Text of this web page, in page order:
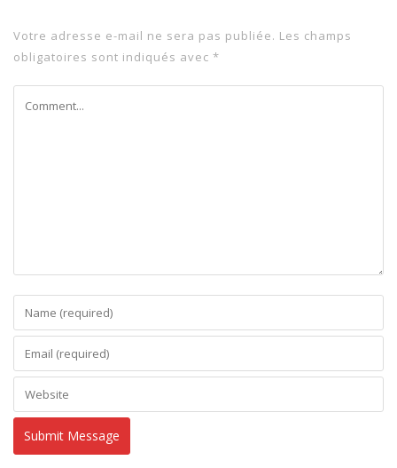
Votre adresse e-mail ne sera pas publiée. Les champs
obligatoires sont indiqués avec *